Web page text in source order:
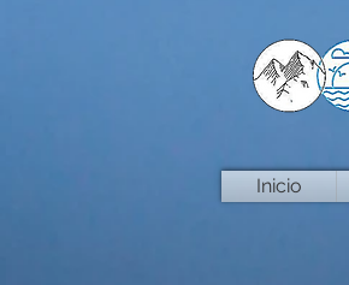
Inicio